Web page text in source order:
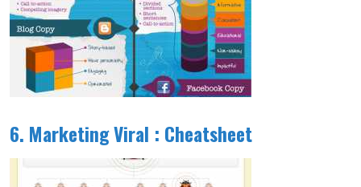
6. Marketing Viral : Cheatsheet